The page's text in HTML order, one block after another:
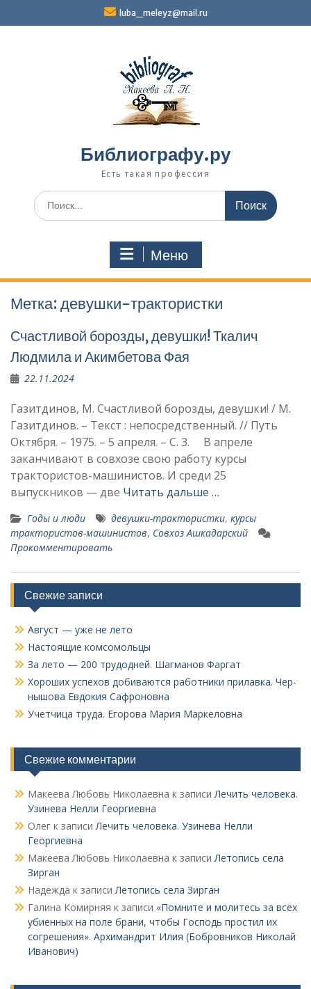
luba_meleyz@mail.ru
Библиографу.ру
Есть такая профессия
Поиск
по:
Меню
Метка: девушки-трактористки
Счастливой борозды, девушки! Ткалич
Людмила и Акимбетова Фая
22.11.2024
Газитдинов, М. Счастливой борозды, девушки! / М.
Газитдинов. – Текст : непосредственный. // Путь
Октября. – 1975. – 5 апреля. – С. 3. В апреле
заканчивают в совхозе свою работу курсы
трактористов-машинистов. И среди 25
выпускников — две Читать дальше …
Годы и люди девушки-трактористки, курсы
трактористов-машинистов, Совхоз Ашкадарский
Прокомментировать
Свежие записи
Август — уже не лето
Настоящие комсомольцы
За лето — 200 трудодней. Шагманов Фаргат
Хороших успехов добиваются работники прилавка. Чер­
нышова Евдокия Сафроновна
Учетчица труда. Его­рова Мария Маркеловна
Свежие комментарии
Макеева Любовь Николаевна к записиЛечить человека.
Узинева Нелли Георгиевна
Олег к записиЛечить человека. Узинева Нелли
Георгиевна
Макеева Любовь Николаевна к записиЛетопись села
Зирган
Надежда к записиЛетопись села Зирган
Галина Комирняя к записи «Помните и молитесь за всех
убиенных на поле брани, чтобы Господь простил их
согрешения». Архимандрит Илия (Бобровников Николай
Иванович)